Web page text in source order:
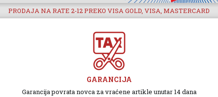
PRODAJA NA RATE 2-12 PREKO VISA GOLD, VISA, MASTERCARD
GARANCIJA
Garancija povrata novca za vraćene artikle unutar 14 dana